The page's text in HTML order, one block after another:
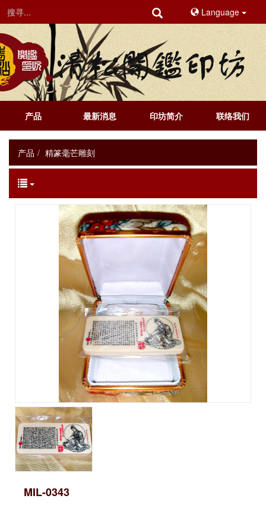
Language
产品 最新消息 印坊简介 联络我们
产品 精篆毫芒雕刻
MIL-0343